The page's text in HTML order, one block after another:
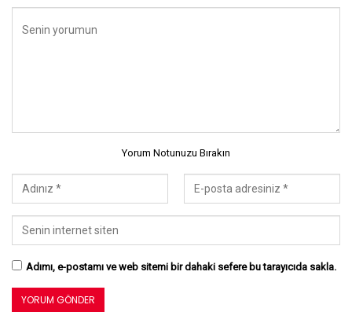
Yorum Notunuzu Bırakın
Adımı, e-postamı ve web sitemi bir dahaki sefere bu tarayıcıda sakla.